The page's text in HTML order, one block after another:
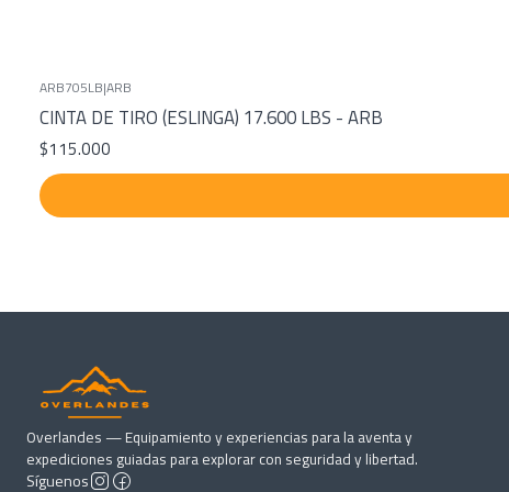
ARB705LB|ARB
CINTA DE TIRO (ESLINGA) 17.600 LBS - ARB
$115.000
Overlandes — Equipamiento y experiencias para la aventa y
expediciones guiadas para explorar con seguridad y libertad.
Síguenos